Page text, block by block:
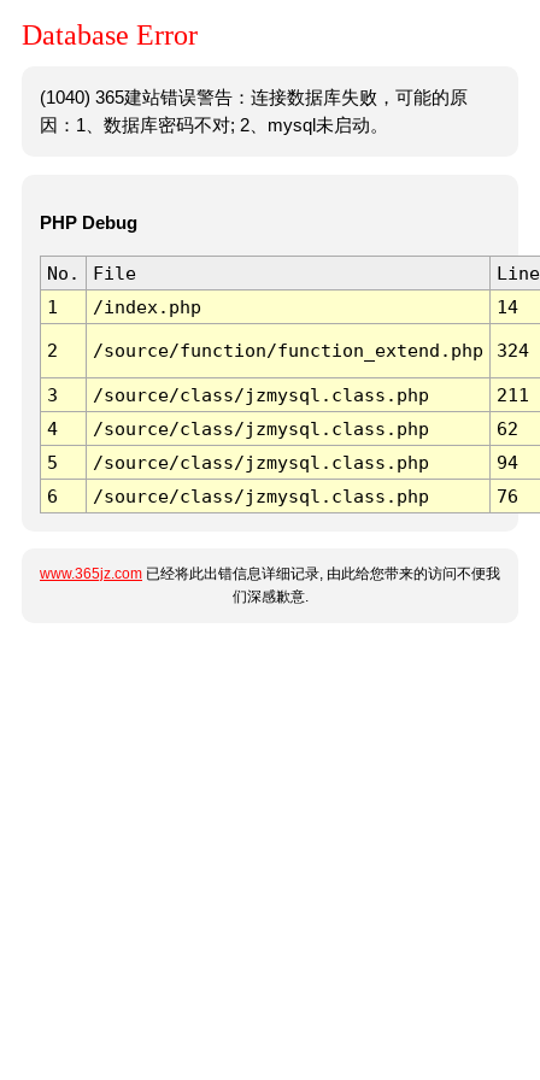
Database Error
(1040) 365建站错误警告：连接数据库失败，可能的原
因：1、数据库密码不对; 2、mysql未启动。
PHP Debug
No. File
Line
1
/index.php 14
2 /source/function/function_extend.php 324
3 /source/class/jzmysql.class.php
211
4
/source/class/jzmysql.class.php
62
5
/source/class/jzmysql.class.php
94
6
/source/class/jzmysql.class.php 76
www.365jz.com 已经将此出错信息详细记录, 由此给您带来的访问不便我
们深感歉意.